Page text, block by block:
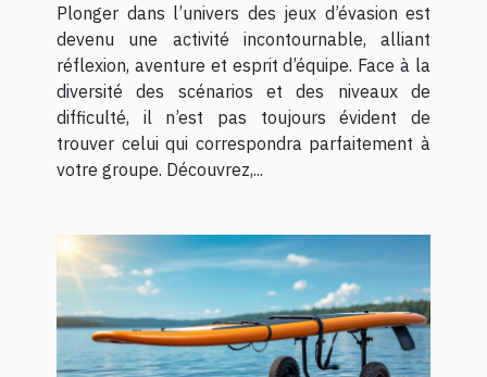
Plonger dans l’univers des jeux d’évasion est
devenu une activité incontournable, alliant
réflexion, aventure et esprit d’équipe. Face à la
diversité des scénarios et des niveaux de
difficulté, il n’est pas toujours évident de
trouver celui qui correspondra parfaitement à
votre groupe. Découvrez,...